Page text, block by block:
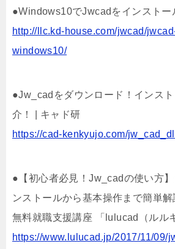
●Windows10でJwcadをインストー
http://llc.kd-house.com/jwcad/
windows10/
●Jw_cadをダウンロード！インス
介！ | キャド研
https://cad-kenkyujo.com/
●【初心者必見！Jw_cadの使い方
ンストールから基本操作まで簡単
無料就職支援講座 「lulucad（ルル
https://www.lulucad.jp/2017/11/09/